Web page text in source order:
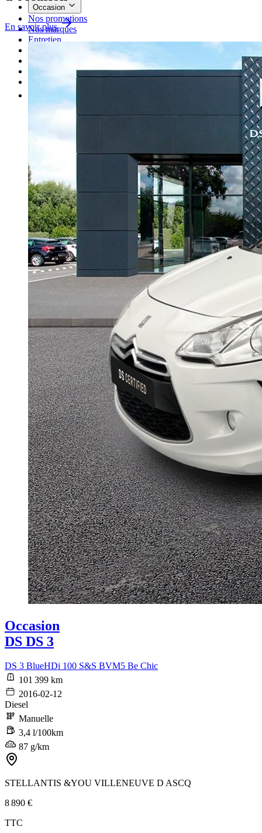
Occasion
Nos promotions
Nos marques
Entretien
Professionnel
En savoir plus
Occasion
DS DS 3
DS 3 BlueHDi 100 S&S BVM5 Be Chic
101 399 km
2016-02-12
Diesel
Manuelle
3,4 l/100km
87 g/km
STELLANTIS &YOU VILLENEUVE D ASCQ
8 890 €
TTC